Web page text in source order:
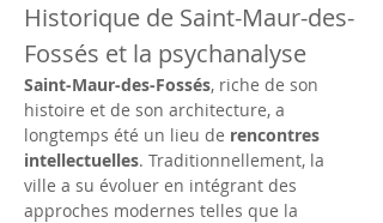
Historique de Saint-Maur-des-
Fossés et la psychanalyse
Saint-Maur-des-Fossés, riche de son
histoire et de son architecture, a
longtemps été un lieu de rencontres
intellectuelles. Traditionnellement, la
ville a su évoluer en intégrant des
approches modernes telles que la